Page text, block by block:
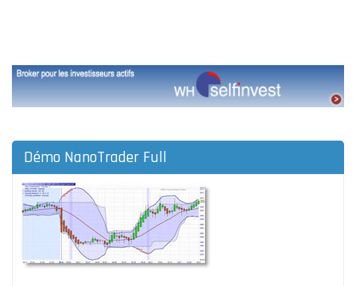
Démo NanoTrader Full